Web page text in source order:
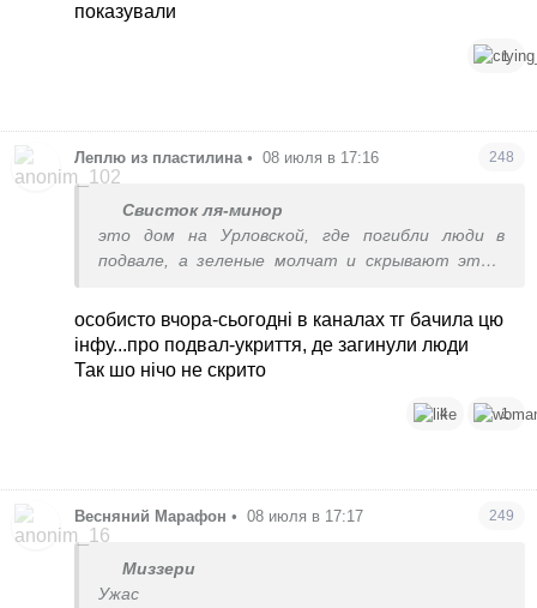
показували
1
Леплю из пластилина • 08 июля в 17:16 248
Свисток ля-минор
это дом на Урловской, где погибли люди в
подвале, а зеленые молчат и скрывают этот
укриття’
особисто вчора-сьогодні в каналах тг бачила цю
інфу...про подвал-укриття, де загинули люди
Так шо нічо не скрито
4 1
Весняний Марафон • 08 июля в 17:17 249
Миззери
Ужас